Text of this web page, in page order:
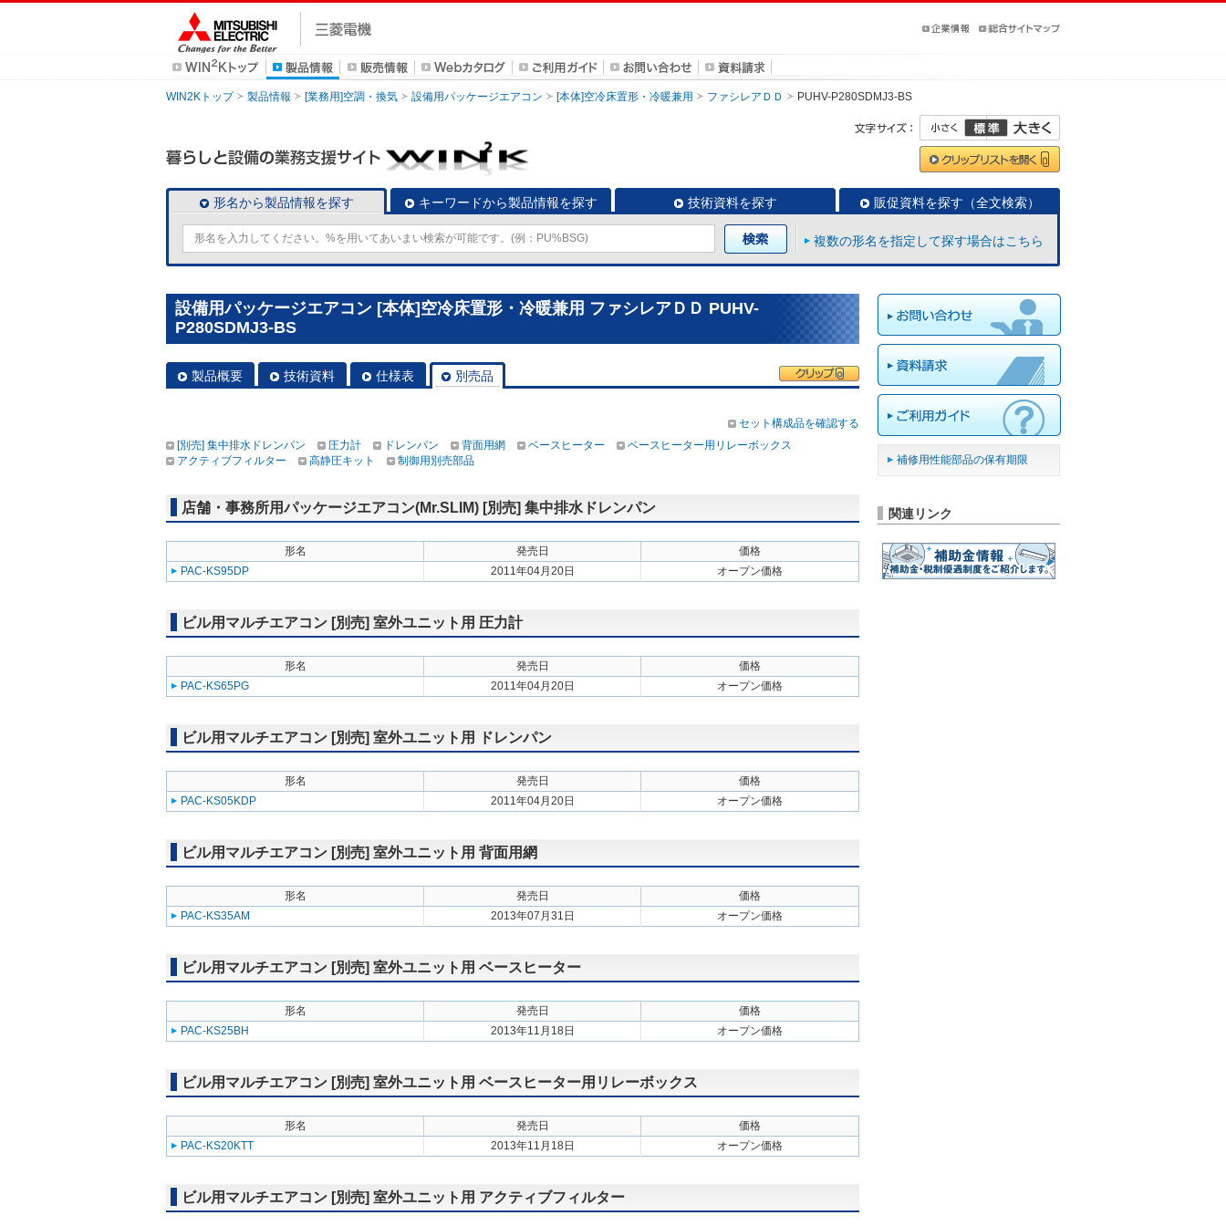
WIN2Kトップ 製品情報 [業務用]空調・換気 設備用パッケージエアコン [本体]空冷床置形・冷暖兼用 ファシレアＤＤ PUHV-P280SDMJ3-BS
形名から製品情報を探す キーワードから製品情報を探す 技術資料を探す 販促資料を探す（全文検索）
複数の形名を指定して探す場合はこちら
設備用パッケージエアコン [本体]空冷床置形・冷暖兼用 ファシレアＤＤ PUHV-
P280SDMJ3-BS
製品概要 技術資料 仕様表 別売品
セット構成品を確認する
[別売] 集中排水ドレンパン
圧力計 ドレンパン 背面用網 ベースヒーター
ベースヒーター用リレーボックス
アクティブフィルター
高静圧キット 制御用別売部品
店舗・事務所用パッケージエアコン(Mr.SLIM) [別売] 集中排水ドレンパン
形名 発売日
価格
PAC-KS95DP
2011年04月20日 オープン価格
ビル用マルチエアコン [別売] 室外ユニット用 圧力計
形名 発売日
価格
PAC-KS65PG
2011年04月20日 オープン価格
ビル用マルチエアコン [別売] 室外ユニット用 ドレンパン
形名 発売日
価格
PAC-KS05KDP
2011年04月20日 オープン価格
ビル用マルチエアコン [別売] 室外ユニット用 背面用網
形名 発売日
価格
PAC-KS35AM
2013年07月31日 オープン価格
ビル用マルチエアコン [別売] 室外ユニット用 ベースヒーター
形名 発売日
価格
PAC-KS25BH
2013年11月18日 オープン価格
ビル用マルチエアコン [別売] 室外ユニット用 ベースヒーター用リレーボックス
形名 発売日
価格
PAC-KS20KTT
2013年11月18日 オープン価格
ビル用マルチエアコン [別売] 室外ユニット用 アクティブフィルター
補修用性能部品の保有期限
関連リンク